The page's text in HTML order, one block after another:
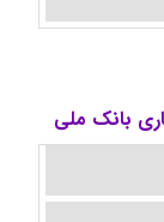
بانک ملی